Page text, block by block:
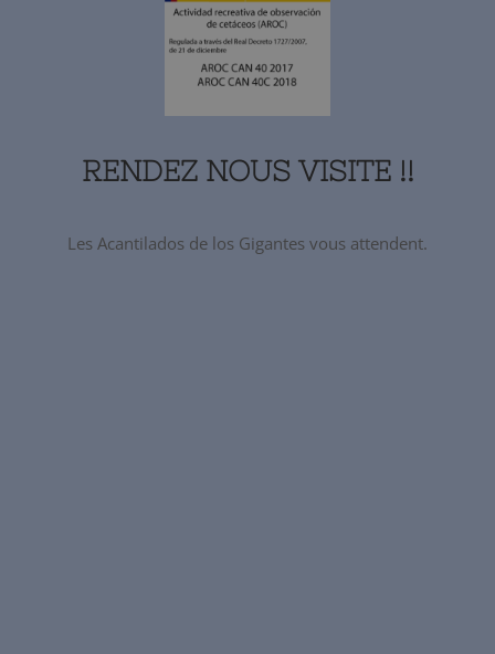
RENDEZ NOUS VISITE !!
Les Acantilados de los Gigantes vous attendent.